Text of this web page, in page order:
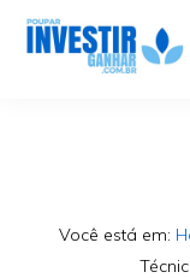
Skip
Geração
Você está em: